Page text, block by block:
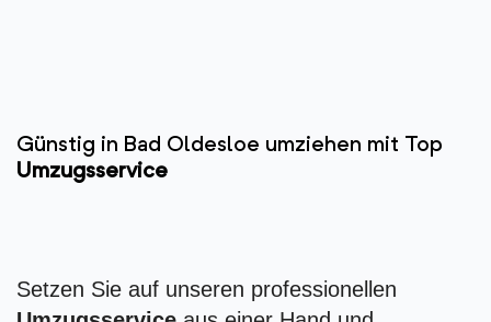
Günstig in Bad Oldesloe umziehen mit Top
Umzugsservice
Setzen Sie auf unseren professionellen